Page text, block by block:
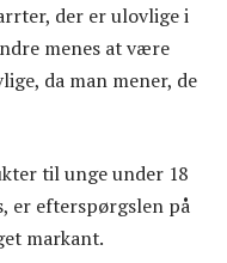
der er ulovlige i
menes at være
da man mener, de
til unge under 18
er efterspørgslen på
markant.